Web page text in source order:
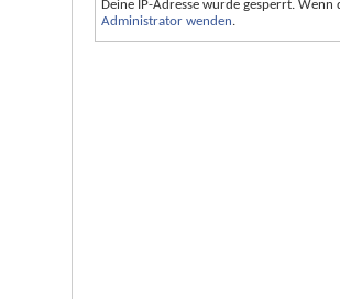
Deine IP-Adresse wurde gesperrt.
Administrator wenden.